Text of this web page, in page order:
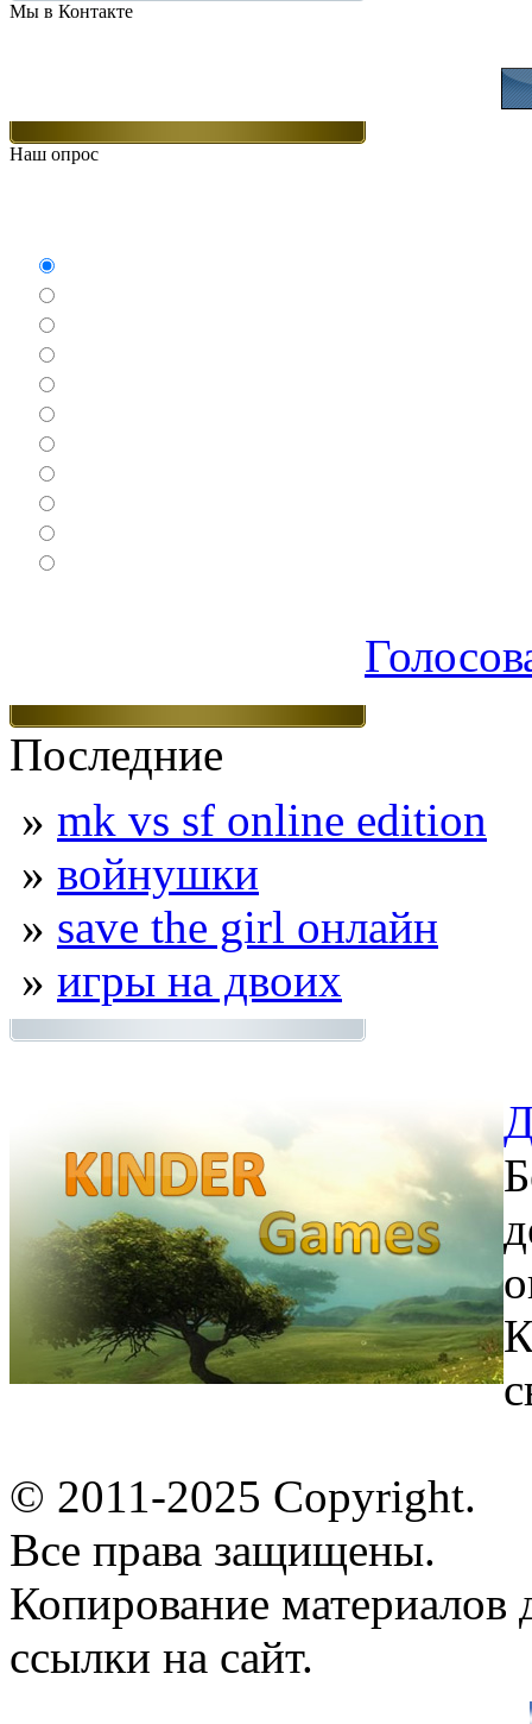
Мы в Контакте
Наш опрос
Последние
» mk vs sf online edition
» войнушки
» save the girl онлайн
» игры на двоих
© 2011-2025 Copyright.
Все права защищены.
Копирование материалов
ссылки на сайт.